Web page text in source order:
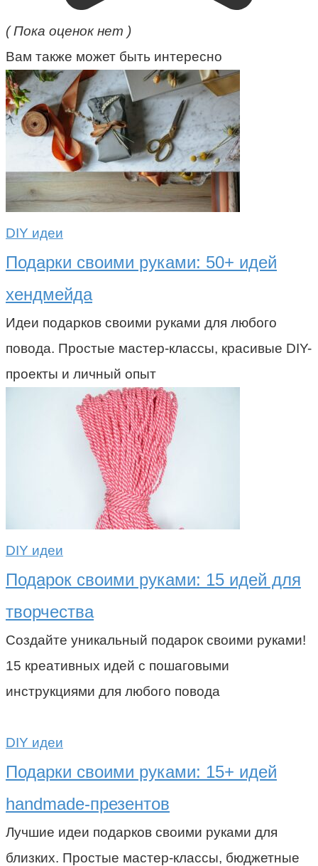
( Пока оценок нет )
Вам также может быть интересно
DIY идеи
Подарки своими руками: 50+ идей
хендмейда
Идеи подарков своими руками для любого
повода. Простые мастер-классы, красивые DIY-
проекты и личный опыт
DIY идеи
Подарок своими руками: 15 идей для
творчества
Создайте уникальный подарок своими руками!
15 креативных идей с пошаговыми
инструкциями для любого повода
DIY идеи
Подарки своими руками: 15+ идей
handmade-презентов
Лучшие идеи подарков своими руками для
близких. Простые мастер-классы, бюджетные